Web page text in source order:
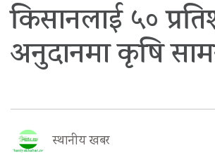
किसानलाई ५०
अनुदानमा कृषि
स्थानीय खबर